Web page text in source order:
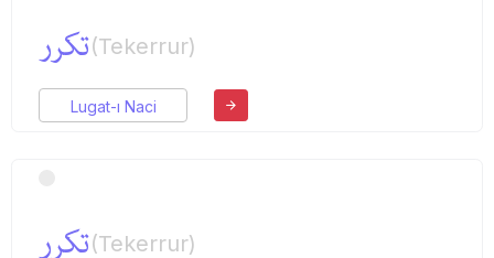
تكرر(Tekerrur)
Lugat-ı Naci
تكرر(Tekerrur)